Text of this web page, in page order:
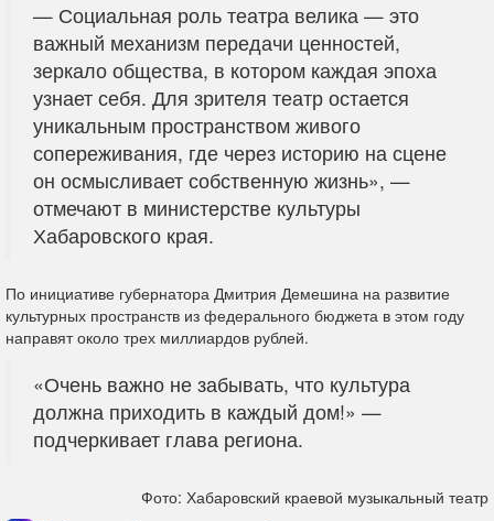
— Социальная роль театра велика — это
важный механизм передачи ценностей,
зеркало общества, в котором каждая эпоха
узнает себя. Для зрителя театр остается
уникальным пространством живого
сопереживания, где через историю на сцене
он осмысливает собственную жизнь», —
отмечают в министерстве культуры
Хабаровского края.
По инициативе губернатора Дмитрия Демешина на развитие
культурных пространств из федерального бюджета в этом году
направят около трех миллиардов рублей.
«Очень важно не забывать, что культура
должна приходить в каждый дом!» —
подчеркивает глава региона.
Фото: Хабаровский краевой музыкальный театр